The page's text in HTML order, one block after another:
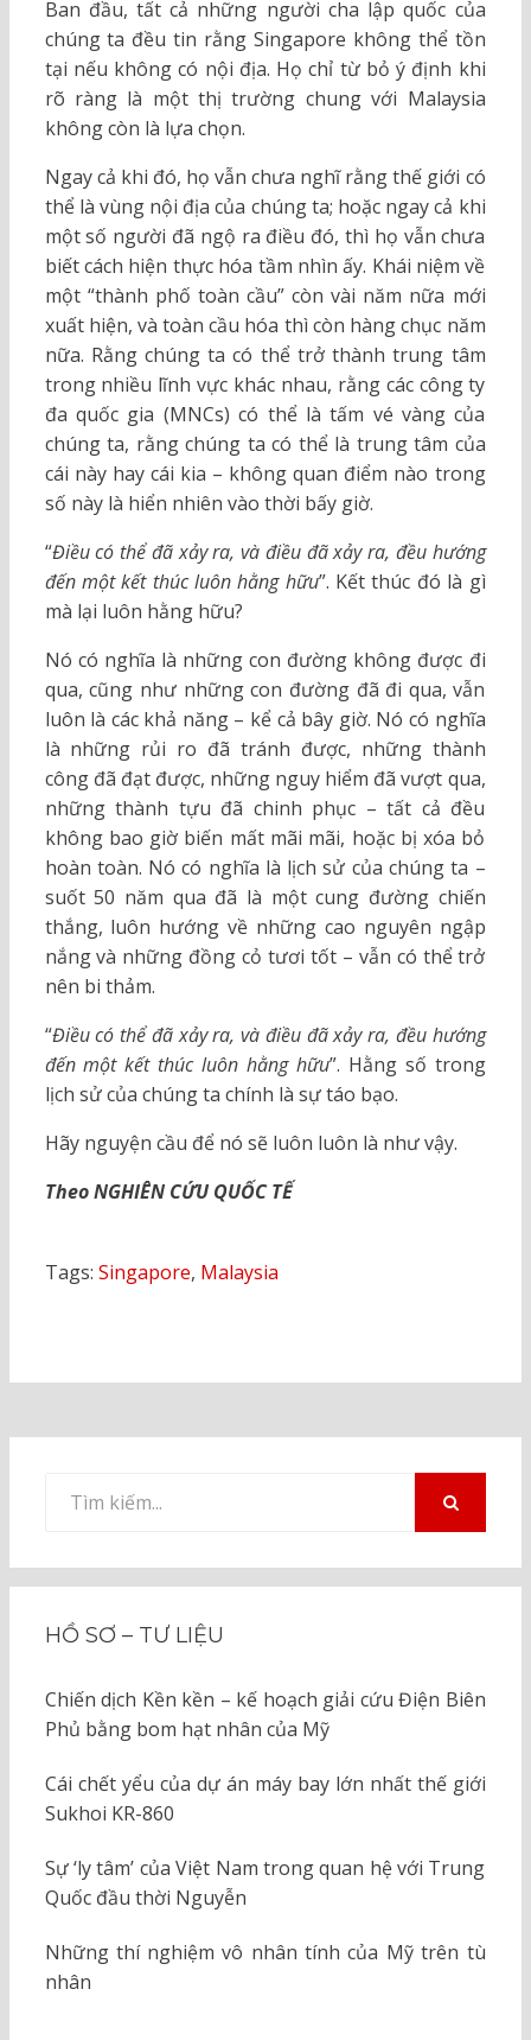
Ban đầu, tất cả những người cha lập quốc của
chúng ta đều tin rằng Singapore không thể tồn
tại nếu không có nội địa. Họ chỉ từ bỏ ý định khi
rõ ràng là một thị trường chung với Malaysia
không còn là lựa chọn.
Ngay cả khi đó, họ vẫn chưa nghĩ rằng thế giới có
thể là vùng nội địa của chúng ta; hoặc ngay cả khi
một số người đã ngộ ra điều đó, thì họ vẫn chưa
biết cách hiện thực hóa tầm nhìn ấy. Khái niệm về
một “thành phố toàn cầu” còn vài năm nữa mới
xuất hiện, và toàn cầu hóa thì còn hàng chục năm
nữa. Rằng chúng ta có thể trở thành trung tâm
trong nhiều lĩnh vực khác nhau, rằng các công ty
đa quốc gia (MNCs) có thể là tấm vé vàng của
chúng ta, rằng chúng ta có thể là trung tâm của
cái này hay cái kia – không quan điểm nào trong
số này là hiển nhiên vào thời bấy giờ.
“Điều có thể đã xảy ra, và điều đã xảy ra, đều hướng
đến một kết thúc luôn hằng hữu”. Kết thúc đó là gì
mà lại luôn hằng hữu?
Nó có nghĩa là những con đường không được đi
qua, cũng như những con đường đã đi qua, vẫn
luôn là các khả năng – kể cả bây giờ. Nó có nghĩa
là những rủi ro đã tránh được, những thành
công đã đạt được, những nguy hiểm đã vượt qua,
những thành tựu đã chinh phục – tất cả đều
không bao giờ biến mất mãi mãi, hoặc bị xóa bỏ
hoàn toàn. Nó có nghĩa là lịch sử của chúng ta –
suốt 50 năm qua đã là một cung đường chiến
thắng, luôn hướng về những cao nguyên ngập
nắng và những đồng cỏ tươi tốt – vẫn có thể trở
nên bi thảm.
“Điều có thể đã xảy ra, và điều đã xảy ra, đều hướng
đến một kết thúc luôn hằng hữu”. Hằng số trong
lịch sử của chúng ta chính là sự táo bạo.
Hãy nguyện cầu để nó sẽ luôn luôn là như vậy.
Theo NGHIÊN CỨU QUỐC TẾ
Tags: Singapore, Malaysia
kiếm
HỒ SƠ – TƯ LIỆU
Chiến dịch Kền kền – kế hoạch giải cứu Điện Biên
Phủ bằng bom hạt nhân của Mỹ
Cái chết yểu của dự án máy bay lớn nhất thế giới
Sukhoi KR-860
Sự ‘ly tâm’ của Việt Nam trong quan hệ với Trung
Quốc đầu thời Nguyễn
Những thí nghiệm vô nhân tính của Mỹ trên tù
nhân